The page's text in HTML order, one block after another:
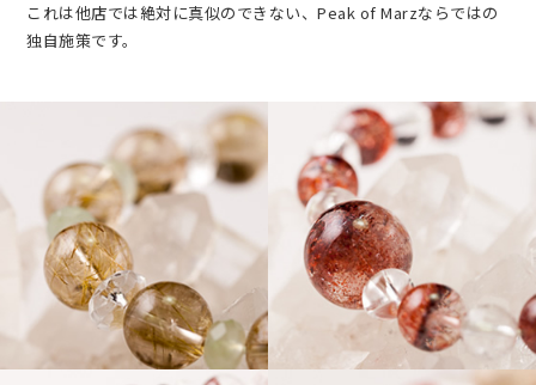
これは他店では絶対に真似のできない、Peak of Marzならではの
独自施策です。